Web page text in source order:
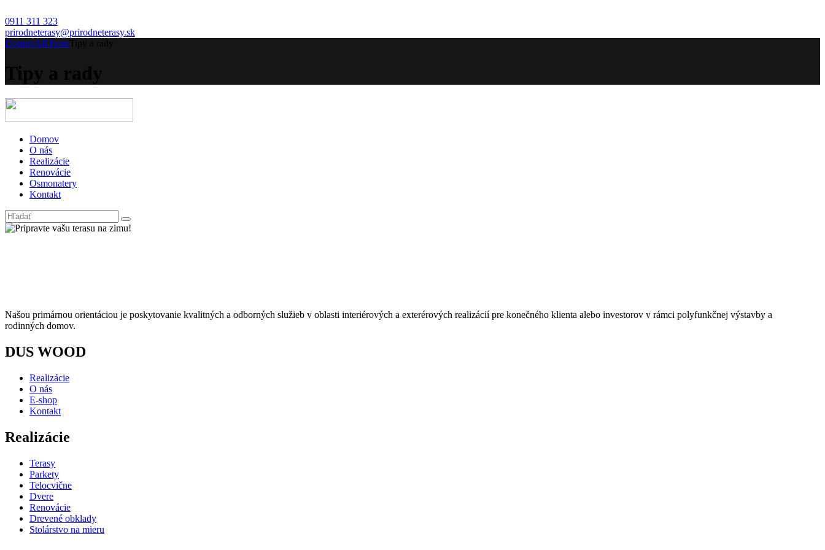
0911 311 323
prirodneterasy@prirodneterasy.sk
DomovAll Posts
Domov
O nás
Realizácie
Renovácie
Osmonatery
Kontakt
Našou primárnou orientáciou je poskytovanie kvalitných a odborných služieb v oblasti interiérových a exterérových realizácií pre konečného klienta alebo investorov v rámci polyfunkčnej výstavby a
rodinných domov.
DUS WOOD
Realizácie
O nás
E-shop
Kontakt
Realizácie
Terasy
Parkety
Telocvične
Dvere
Renovácie
Drevené obklady
Stolárstvo na mieru